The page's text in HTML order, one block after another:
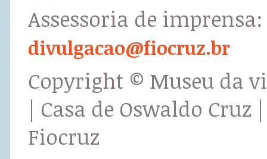
Assessoria de imprensa:
divulgacao@fiocruz.br
Copyright © Museu da
| Casa de Oswaldo Cruz |
Fiocruz